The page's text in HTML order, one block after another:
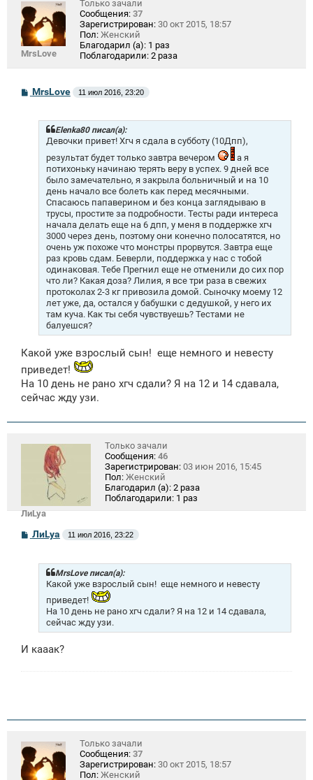
MrsLove
Только зачали
Сообщения: 37
Зарегистрирован: 30 окт 2015, 18:57
Пол: Женский
Благодарил (а): 1 раз
Поблагодарили: 2 раза
С
о
MrsLove 11 июл 2016, 23:20
Elenka80 писал(а):
Девочки привет! Хгч я сдала в субботу (10Дпп),
результат будет только завтра вечером
а я
потихоньку начинаю терять веру в успех. 9 дней все
было замечательно, я закрыла больничный и на 10
день начало все болеть как перед месячными.
Спасаюсь папаверином и без конца заглядываю в
трусы, простите за подробности. Тесты ради интереса
начала делать еще на 6 дпп, у меня в поддержке хгч
3000 через день, поэтому они конечно полосатятся, но
очень уж похоже что монстры прорвутся. Завтра еще
раз кровь сдам. Беверли, поддержка у нас с тобой
одинаковая. Тебе Прегнил еще не отменили до сих пор
что ли? Какая доза? Лилия, я все три раза в свежих
протоколах 2-3 кг привозила домой. Сыночку моему 12
лет уже, да, остался у бабушки с дедушкой, у него их
там куча. Как ты себя чувствуешь? Тестами не
балуешся?
Какой уже взрослый сын! еще немного и невесту
приведет!
На 10 день не рано хгч сдали? Я на 12 и 14 сдавала,
сейчас жду узи.
ЛиLya
Только зачали
Сообщения: 46
Зарегистрирован: 03 июн 2016, 15:45
Пол: Женский
Благодарил (а): 2 раза
Поблагодарили: 1 раз
С
о
ЛиLya 11 июл 2016, 23:22
MrsLove писал(а):
Какой уже взрослый сын! еще немного и невесту
приведет!
На 10 день не рано хгч сдали? Я на 12 и 14 сдавала,
сейчас жду узи.
И кааак?
Только зачали
Сообщения: 37
Зарегистрирован: 30 окт 2015, 18:57
Пол: Женский